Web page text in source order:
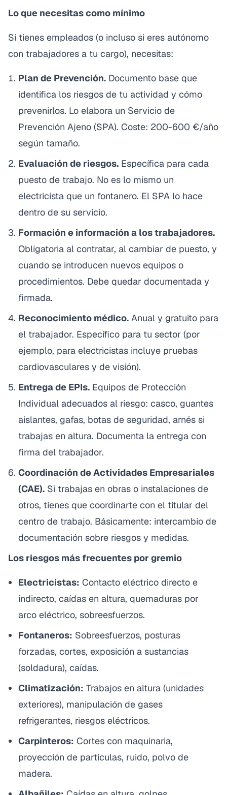
Lo que necesitas como mínimo
Si tienes empleados (o incluso si eres autónomo
con trabajadores a tu cargo), necesitas:
Plan de Prevención. Documento base que
identifica los riesgos de tu actividad y cómo
prevenirlos. Lo elabora un Servicio de
Prevención Ajeno (SPA). Coste: 200-600 €/año
según tamaño.
Evaluación de riesgos. Específica para cada
puesto de trabajo. No es lo mismo un
electricista que un fontanero. El SPA lo hace
dentro de su servicio.
Formación e información a los trabajadores.
Obligatoria al contratar, al cambiar de puesto, y
cuando se introducen nuevos equipos o
procedimientos. Debe quedar documentada y
firmada.
Reconocimiento médico. Anual y gratuito para
el trabajador. Específico para tu sector (por
ejemplo, para electricistas incluye pruebas
cardiovasculares y de visión).
Entrega de EPIs. Equipos de Protección
Individual adecuados al riesgo: casco, guantes
aislantes, gafas, botas de seguridad, arnés si
trabajas en altura. Documenta la entrega con
firma del trabajador.
Coordinación de Actividades Empresariales
(CAE). Si trabajas en obras o instalaciones de
otros, tienes que coordinarte con el titular del
centro de trabajo. Básicamente: intercambio de
documentación sobre riesgos y medidas.
Los riesgos más frecuentes por gremio
Electricistas: Contacto eléctrico directo e
indirecto, caídas en altura, quemaduras por
arco eléctrico, sobreesfuerzos.
Fontaneros: Sobreesfuerzos, posturas
forzadas, cortes, exposición a sustancias
(soldadura), caídas.
Climatización: Trabajos en altura (unidades
exteriores), manipulación de gases
refrigerantes, riesgos eléctricos.
Carpinteros: Cortes con maquinaria,
proyección de partículas, ruido, polvo de
madera.